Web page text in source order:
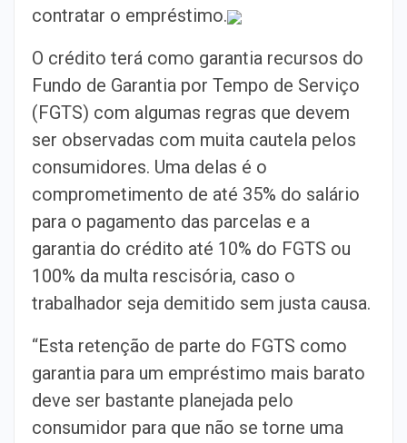
contratar o empréstimo.
O crédito terá como garantia recursos do
Fundo de Garantia por Tempo de Serviço
(FGTS) com algumas regras que devem
ser observadas com muita cautela pelos
consumidores. Uma delas é o
comprometimento de até 35% do salário
para o pagamento das parcelas e a
garantia do crédito até 10% do FGTS ou
100% da multa rescisória, caso o
trabalhador seja demitido sem justa causa.
“Esta retenção de parte do FGTS como
garantia para um empréstimo mais barato
deve ser bastante planejada pelo
consumidor para que não se torne uma